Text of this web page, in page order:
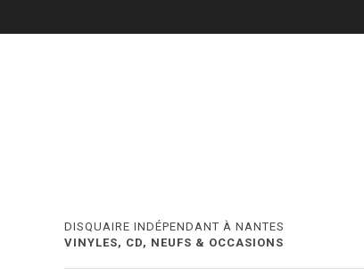
DISQUAIRE INDÉPENDANT À NANTES
VINYLES, CD, NEUFS & OCCASIONS